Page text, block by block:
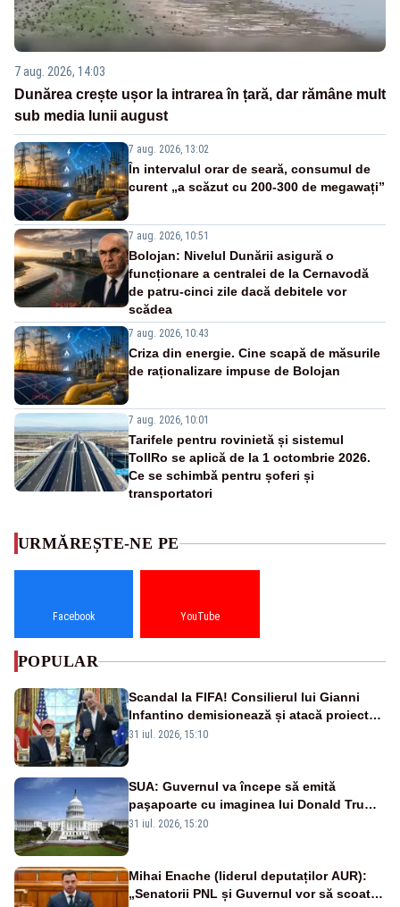
7 aug. 2026, 14:03
Dunărea crește ușor la intrarea în țară, dar rămâne mult
sub media lunii august
7 aug. 2026, 13:02
În intervalul orar de seară, consumul de
curent „a scăzut cu 200-300 de megawați”
7 aug. 2026, 10:51
Bolojan: Nivelul Dunării asigură o
funcționare a centralei de la Cernavodă
de patru-cinci zile dacă debitele vor
scădea
7 aug. 2026, 10:43
Criza din energie. Cine scapă de măsurile
de raționalizare impuse de Bolojan
7 aug. 2026, 10:01
Tarifele pentru rovinietă și sistemul
TollRo se aplică de la 1 octombrie 2026.
Ce se schimbă pentru șoferi și
transportatori
URMĂREȘTE-NE PE
Facebook YouTube
POPULAR
Scandal la FIFA! Consilierul lui Gianni
Infantino demisionează și atacă proiectul
privind investitorii străini
31 iul. 2026, 15:10
SUA: Guvernul va începe să emită
paşapoarte cu imaginea lui Donald Trump
începând cu 8 august
31 iul. 2026, 15:20
Mihai Enache (liderul deputaților AUR):
„Senatorii PNL și Guvernul vor să scoată